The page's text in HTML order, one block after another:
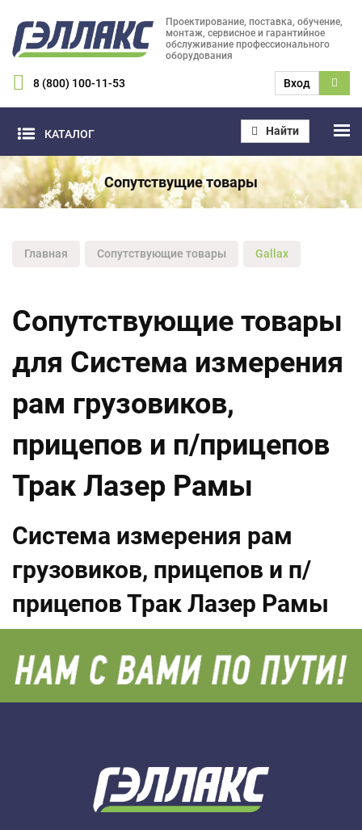
Проектирование, поставка, обучение,
монтаж, сервисное и гарантийное
обслуживание профессионального
оборудования
8 (800) 100-11-53 Вход
КАТАЛОГ Найти
Сопутствущие товары
Главная Сопутствующие товары Gallax
Сопутствующие товары
для Система измерения
рам грузовиков,
прицепов и п/прицепов
Трак Лазер Рамы
Система измерения рам
грузовиков, прицепов и п/
прицепов Трак Лазер Рамы